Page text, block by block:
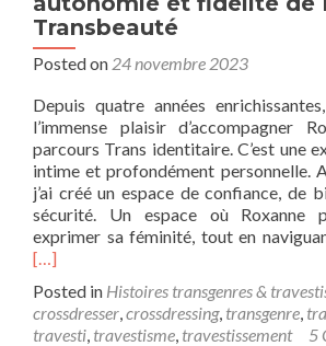
Transbeauté
Posted on 24 novembre 2023
Depuis quatre années
l’immense plaisir d’accompagner
parcours Trans identitaire. C’est une
intime et profondément personnelle.
j’ai créé un espace de confiance, de
sécurité. Un espace où Roxanne
exprimer sa féminité, tout en
[…]
Posted in Histoires transgenres &
crossdresser,crossdressing, transgenre,
travesti, travestisme, travestissement 5